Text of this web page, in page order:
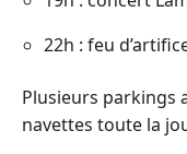
22h : feu
Plusieurs parkings
navettes toute la